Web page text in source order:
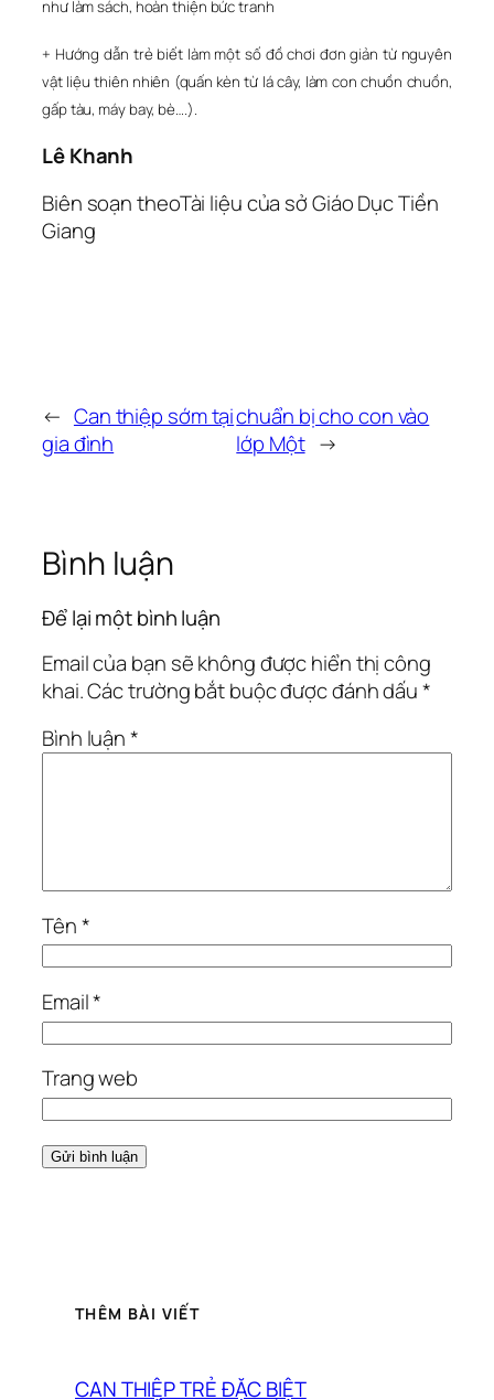
như làm sách, hoàn thiện bức tranh
+ Hướng dẫn trẻ biết làm một số đồ chơi đơn giản từ nguyên
vật liệu thiên nhiên (quấn kèn từ lá cây, làm con chuồn chuồn,
gấp tàu, máy bay, bè….).
Lê Khanh
Biên soạn theoTài liệu của sở Giáo Dục Tiền
Giang
← Can thiệp sớm tại
gia đình
chuẩn bị cho con vào
lớp Một →
Bình luận
Để lại một bình luận
Email của bạn sẽ không được hiển thị công
khai.Các trường bắt buộc được đánh dấu*
Bình luận*
Tên*
Email*
Trang web
THÊM BÀI VIẾT
CAN THIỆP TRẺ ĐẶC BIỆT